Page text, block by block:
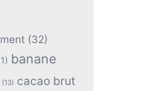
(32)
banane
(13) cacao brut